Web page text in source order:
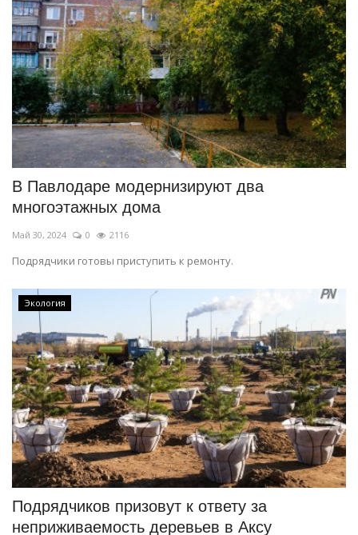
В Павлодаре модернизируют два
многоэтажных дома
Май 30, 2024 0 2116
Подрядчики готовы приступить к ремонту.
Экология
Подрядчиков призовут к ответу за
неприживаемость деревьев в Аксу